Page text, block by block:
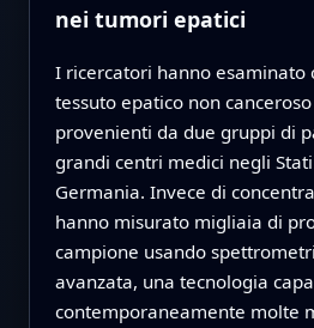
nei tumori epatici
I ricercatori hanno esaminato
tessuto epatico non
provenienti da due gruppi di
grandi centri medici negli
Germania. Invece di
hanno misurato migliaia di
campione usando
avanzata, una tecnologia
contemporaneamente molte